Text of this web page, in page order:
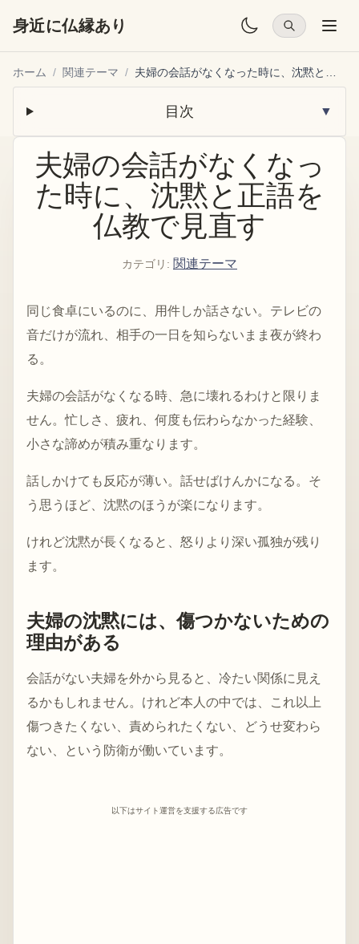
身近に仏縁あり
ホーム / 関連テーマ /
目次 ▼
夫婦の会話がなくなっ
た時に、沈黙と正語を
仏教で見直す
カテゴリ : 関連テーマ
同じ食卓にいるのに、用件しか話さない。テレビの
音だけが流れ、相手の一日を知らないまま夜が終わ
る。
夫婦の会話がなくなる時、急に壊れるわけと限りま
せん。忙しさ、疲れ、何度も伝わらなかった経験、
小さな諦めが積み重なります。
話しかけても反応が薄い。話せばけんかになる。そ
う思うほど、沈黙のほうが楽になります。
けれど沈黙が長くなると、怒りより深い孤独が残り
ます。
夫婦の沈黙には、傷つかないための
理由がある
会話がない夫婦を外から見ると、冷たい関係に見え
るかもしれません。けれど本人の中では、これ以上
傷つきたくない、責められたくない、どうせ変わら
ない、という防衛が働いています。
以下はサイト運営を支援する広告です